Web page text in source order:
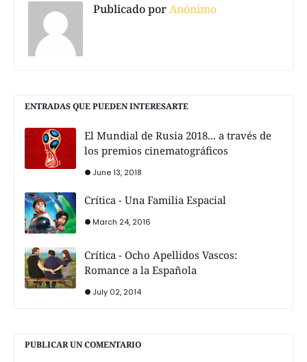
Publicado porAnónimo
ENTRADAS QUE PUEDEN INTERESARTE
El Mundial de Rusia 2018... a través de
los premios cinematográficos
June 13, 2018
Crítica - Una Familia Espacial
March 24, 2016
Crítica - Ocho Apellidos Vascos:
Romance a la Española
July 02, 2014
PUBLICAR UN COMENTARIO